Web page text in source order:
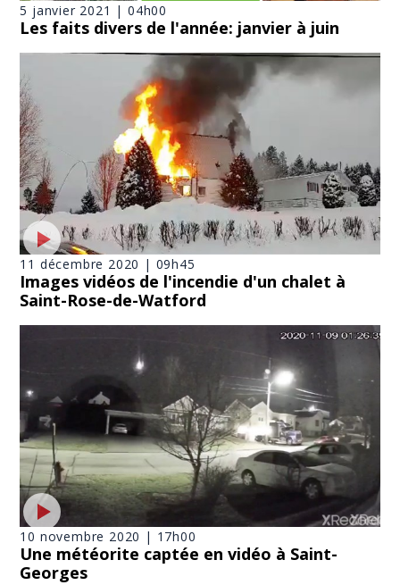
5 janvier 2021 | 04h00
Les faits divers de l'année: janvier à juin
11 décembre 2020 | 09h45
Images vidéos de l'incendie d'un chalet à
Saint-Rose-de-Watford
10 novembre 2020 | 17h00
Une météorite captée en vidéo à Saint-
Georges